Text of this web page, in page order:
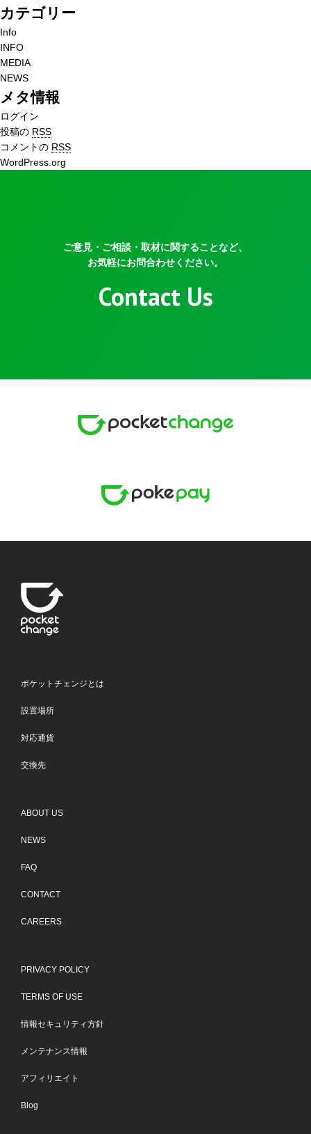
カテゴリー
Info
INFO
MEDIA
NEWS
メタ情報
ログイン
投稿の RSS
コメントの RSS
WordPress.org
ご意見・ご相談・取材に関することなど、
お気軽にお問合わせください。
Contact Us
ポケットチェンジとは
設置場所
対応通貨
交換先
ABOUT US
NEWS
FAQ
CONTACT
CAREERS
PRIVACY POLICY
TERMS OF USE
情報セキュリティ方針
メンテナンス情報
アフィリエイト
Blog